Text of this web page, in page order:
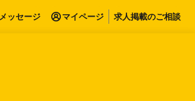
メッセージ マイページ 求人掲載のご相談